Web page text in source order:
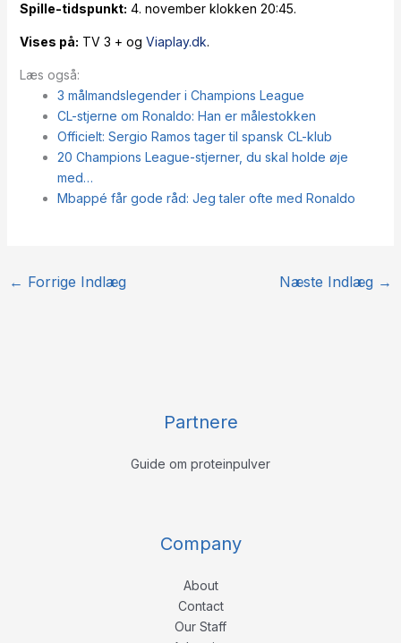
Spille-tidspunkt: 4. november klokken 20:45.
Vises på: TV 3 + og Viaplay.dk.
Læs også:
3 målmandslegender i Champions League
CL-stjerne om Ronaldo: Han er målestokken
Officielt: Sergio Ramos tager til spansk CL-klub
20 Champions League-stjerner, du skal holde øje
med…
Mbappé får gode råd: Jeg taler ofte med Ronaldo
← Forrige Indlæg Næste Indlæg →
Partnere
Guide om proteinpulver
Company
About
Contact
Our Staff